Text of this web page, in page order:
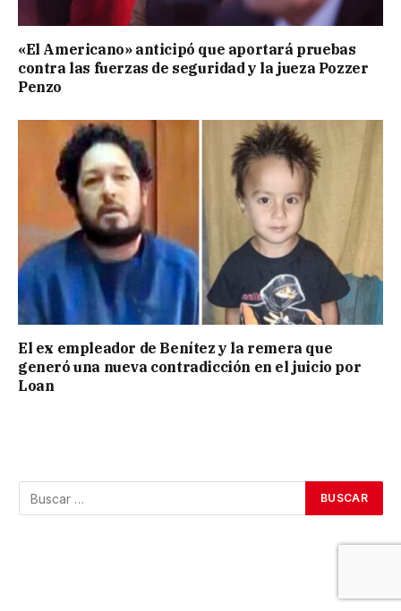
«El Americano» anticipó que aportará pruebas
contra las fuerzas de seguridad y la jueza Pozzer
Penzo
El ex empleador de Benítez y la remera que
generó una nueva contradicción en el juicio por
Loan